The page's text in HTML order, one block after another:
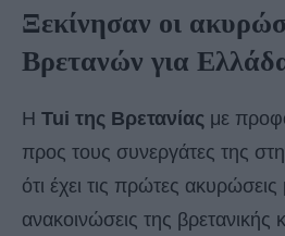
Ξεκίνησαν οι
Βρετανών για
Η Tui της Βρετανίας με
προς τους συνεργάτες της
ότι έχει τις πρώτες ακυρώσεις
ανακοινώσεις της βρετανικής